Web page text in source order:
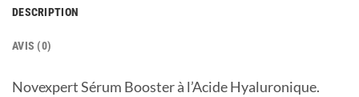
DESCRIPTION
AVIS (0)
Novexpert Sérum Booster à l’Acide Hyaluronique.